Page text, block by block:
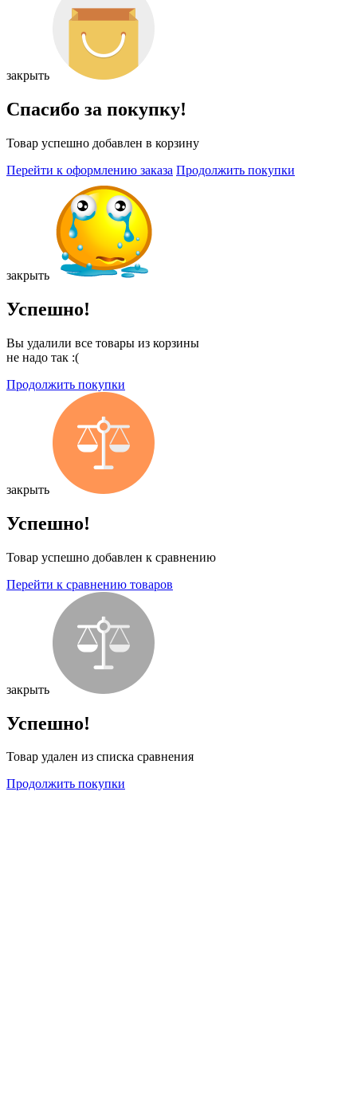
закрыть
Спасибо за покупку!
Товар успешно добавлен в корзину
Перейти к оформлению заказа Продолжить покупки
закрыть
Успешно!
Вы удалили все товары из корзины
не надо так :(
Продолжить покупки
закрыть
Успешно!
Товар успешно добавлен к сравнению
Перейти к сравнению товаров
закрыть
Успешно!
Товар удален из списка сравнения
Продолжить покупки